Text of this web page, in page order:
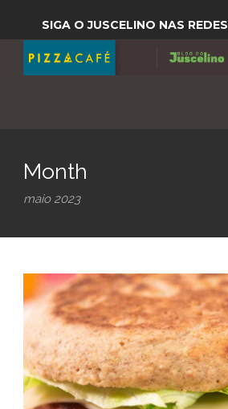
SIGA O JUSCELINO NAS REDES
Month
maio 2023